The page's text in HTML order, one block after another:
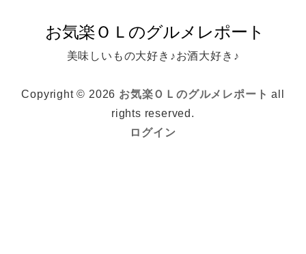
美味しいもの大好き♪お酒大好き♪
Copyright © 2026 お気楽ＯＬのグルメレポート all
rights reserved.
ログイン